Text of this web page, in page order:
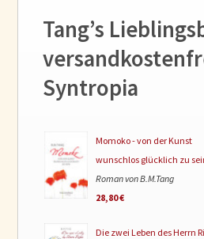
Tang’s
Syntropia
Momoko - von der Kunst
wunschlos glücklich zu
Roman von B.M.Tang
28,80 €
Die zwei Leben des Herrn